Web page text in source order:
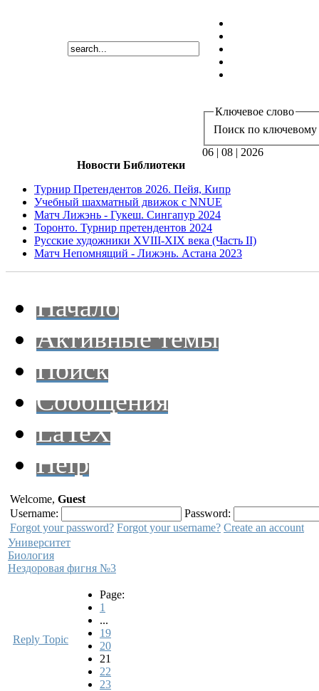
Ключевое слово
Поиск по ключевому
06 | 08 | 2026
Новости Библиотеки
Турнир Претендентов 2026. Пейя, Кипр
Учебный шахматный движок с NNUE
Матч Лижэнь - Гукеш. Сингапур 2024
Торонто. Турнир претендентов 2024
Русские художники XVIII-XIX века (Часть II)
Матч Непомнящий - Лижэнь. Астана 2023
Начало
Активные темы
Поиск
Сообщения
LaTeX
Help
Welcome, Guest
Username:
Password:
Forgot your password? Forgot your username? Create an account
Университет
Биология
Нездоровая фигня №3
Reply Topic
Page:
1
...
19
20
21
22
23